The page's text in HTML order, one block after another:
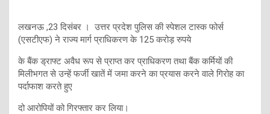
लखनऊ ,23 दिसंबर । उत्तर प्रदेश पुलिस की स्पेशल टास्क फोर्स
(एसटीएफ) ने राज्य मार्ग प्राधिकरण के 125 करोड़ रुपये
के बैंक ड्राफ्ट अवैध रूप से प्राप्त कर प्राधिकरण तथा बैंक कर्मियों की
मिलीभगत से उन्हें फर्जी खातें में जमा करने का प्रयास करने वाले गिरोह का
पर्दाफाश करते हुए
दो आरोपियों को गिरफ्तार कर लिया।